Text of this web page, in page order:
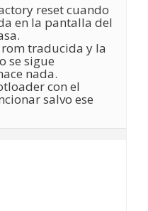
reset cuando
en la pantalla del
traducida y la
se sigue
nada.
con el
salvo ese